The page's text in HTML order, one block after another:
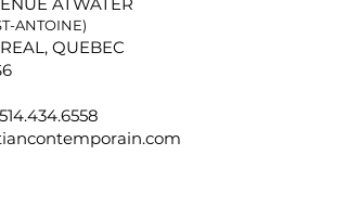
ANTOINE)
QUEBEC
.434.6558